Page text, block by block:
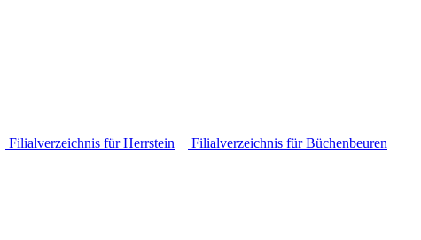
Filialverzeichnis für Herrstein
Filialverzeichnis für Büchenbeuren